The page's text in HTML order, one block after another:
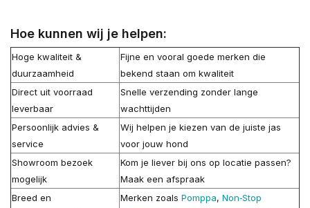
Hoe kunnen wij je helpen:
Hoge kwaliteit &
duurzaamheid
Fijne en vooral goede merken die
bekend staan om kwaliteit
Direct uit voorraad
leverbaar
Snelle verzending zonder lange
wachttijden
Persoonlijk advies &
service
Wij helpen je kiezen van de juiste jas
voor jouw hond
Showroom bezoek
mogelijk
Kom je liever bij ons op locatie passen?
Maak een afspraak
Breed en
Merken zoals Pomppa, Non‑Stop